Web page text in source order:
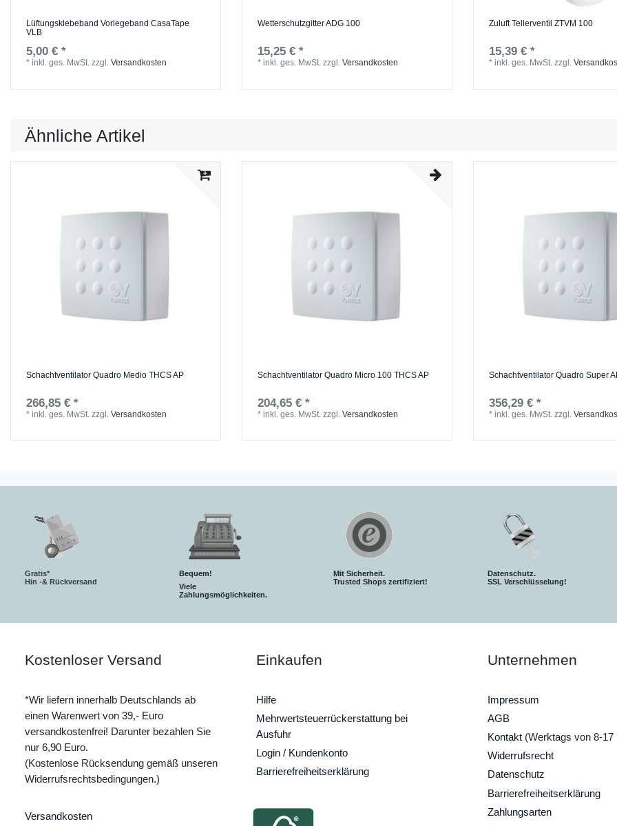
Lüftungsklebeband Vorlegeband CasaTape
VLB
5,00 € *
*inkl. ges. MwSt. zzgl.Versandkosten
Wetterschutzgitter ADG 100
15,25 € *
*inkl. ges. MwSt. zzgl.Versandkosten
Zuluft Tellerventil ZTVM 100
15,39 € *
*inkl. ges. MwSt. zzgl.
Ähnliche Artikel
Schachtventilator Quadro Medio THCS AP
266,85 € *
*inkl. ges. MwSt. zzgl.Versandkosten
Schachtventilator Quadro Micro 100 THCS AP
204,65 € *
*inkl. ges. MwSt. zzgl.Versandkosten
Schachtventilator Quadro Super
356,29 € *
*inkl. ges. MwSt. zzgl.
Gratis*
Hin -& Rückversand
Bequem!
Viele
Zahlungsmöglichkeiten.
Mit Sicherheit.
Trusted Shops zertifiziert!
Datenschutz.
SSL Verschlüsselung!
Kostenloser Versand
*Wir liefern innerhalb Deutschlands ab
einen Warenwert von 39,- Euro
versandkostenfrei! Darunter bezahlen Sie
nur 6,90 Euro.
(Kostenlose Rücksendung gemäß unseren
Widerrufsrechtsbedingungen.)
Versandkosten
Einkaufen
Hilfe
Mehrwertsteuerrückerstattung bei
Ausfuhr
Login / Kundenkonto
Barrierefreiheitserklärung
Unternehmen
Impressum
AGB
Kontakt (Werktags von 8-17
Widerrufsrecht
Datenschutz
Barrierefreiheitserklärung
Zahlungsarten